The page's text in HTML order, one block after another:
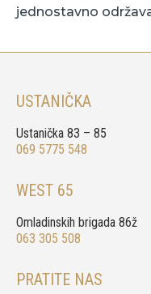
jednostavno
USTANIČKA
Ustanička 83 – 85
069 5775 548
WEST 65
Omladinskih brigada 86ž
063 305 508
PRATITE NAS